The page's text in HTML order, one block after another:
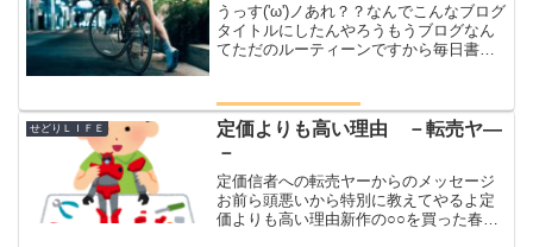
うっす('ω')ノあれ？？なんでこんなブログ
タイトルにしたんやろうもうブログなん
てただのルーティーンですから毎日書く
のでとりあえずパソコンを開くさてなん
でこんなタイトル...
せどりＬＩＦＥ
定価よりも高い理由 －転売ヤ―
－
定価信者への転売ヤーからのメッセージ
お前ら頭悪いから特別に教えてやるよ定
価よりも高い理由新作の○○を買った春モ